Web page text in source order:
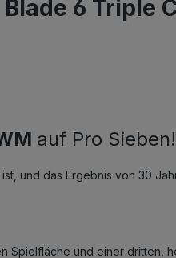
6 Triple
auf Pro Sieben!
und das Ergebnis von 30
und einer dritten,